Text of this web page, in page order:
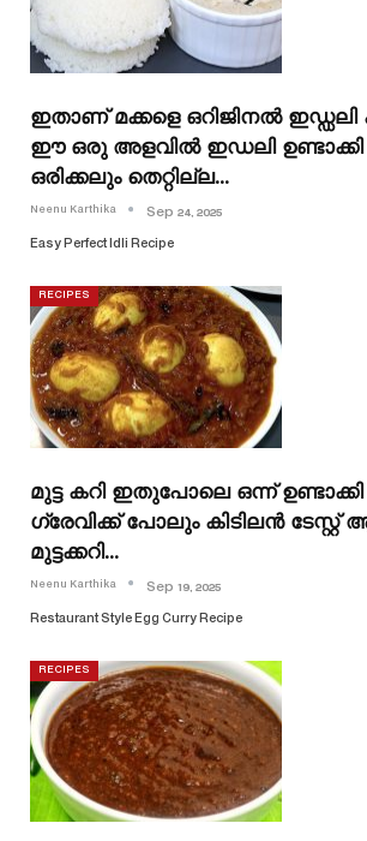
ഇതാണ് മക്കളെ ഒറിജിനൽ ഇഡ്ഡലി
ഈ ഒരു അളവിൽ ഇഡലി
ഒരിക്കലും തെറ്റില്ല…
Neenu Karthika Sep 24, 2025
Easy Perfect Idli Recipe
RECIPES
മുട്ട കറി ഇതുപോലെ ഒന്ന്
ഗ്രേവിക്ക്‌ പോലും കിടിലൻ
മുട്ടക്കറി…
Neenu Karthika Sep 19, 2025
Restaurant Style Egg Curry Recipe
RECIPES